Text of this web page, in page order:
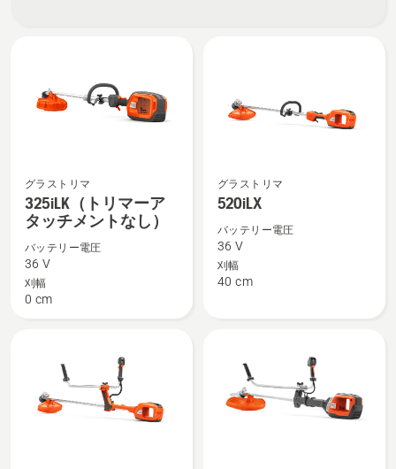
325iLK（ト
リ
ー
ア
タ
グラストリマ
325iLK（トリマーア
タッチメントなし）
バッテリー電圧
36 V
刈幅
0 cm
520iLX
の
詳
細
を
グラストリマ
520iLX
バッテリー電圧
36 V
刈幅
40 cm